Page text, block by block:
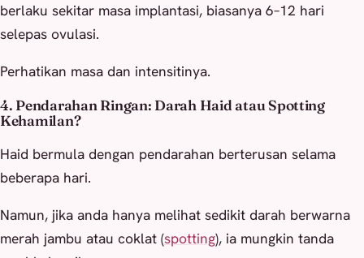
berlaku sekitar masa implantasi, biasanya 6–12 hari
selepas ovulasi.
Perhatikan masa dan intensitinya.
4. Pendarahan Ringan: Darah Haid atau Spotting
Kehamilan?
Haid bermula dengan pendarahan berterusan selama
beberapa hari.
Namun, jika anda hanya melihat sedikit darah berwarna
merah jambu atau coklat (spotting), ia mungkin tanda